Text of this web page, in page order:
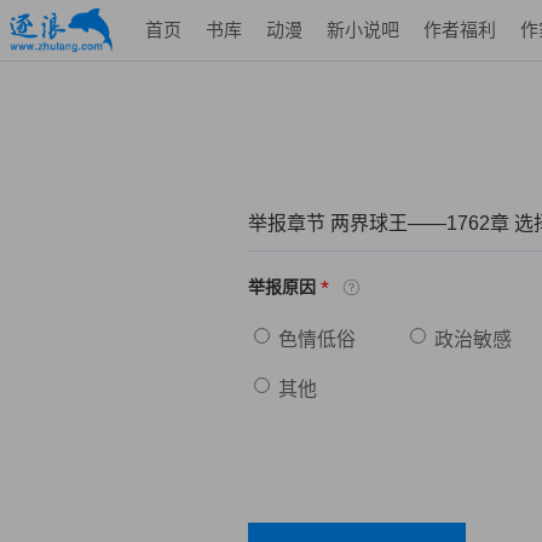
首页 书库 动漫 新小说吧 作者福利 作
举报章节 两界球王——1762章 选
举报原因 *
色情低俗 政治敏感
其他